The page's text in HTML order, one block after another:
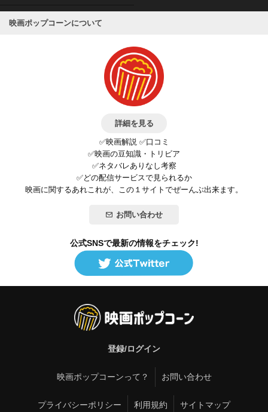
映画ポップコーンについて
詳細を見る
✅映画解説 ✅口コミ
✅映画の豆知識・トリビア
✅ネタバレありなし考察
✅どの配信サービスで見られるか
映画に関するあれこれが、この１サイトでぜーんぶ出来ます。
お問い合わせ
公式SNSで最新の情報をチェック!
登録/ログイン
映画ポップコーンって？ お問い合わせ
プライバシーポリシー 利用規約 サイトマップ